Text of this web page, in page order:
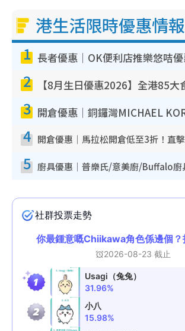
港生活限時優惠情報
1
2
3
4
5